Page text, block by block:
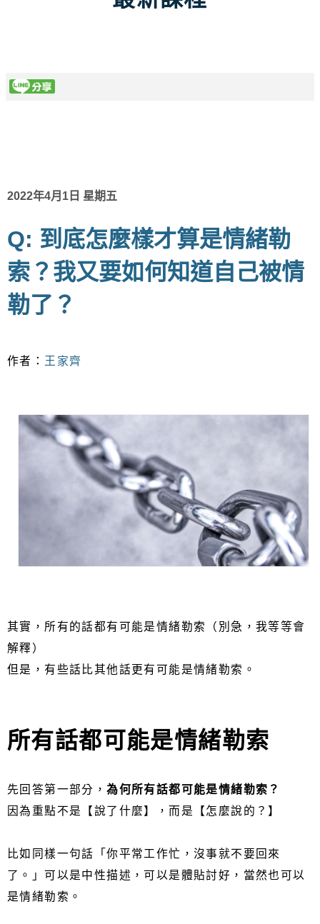
2022年4月1日 星期五
Q: 到底怎麼樣才算是情緒勒
索？我又要如何知道自己被情
勒了？
作者： 王家齊
其實，所有的話都有可能是情緒勒索（別急，我等等會
解釋）
但是，有些話比其他話更有可能是情緒勒索。
所有話都可能是情緒勒索
先回答第一部分，為何所有話都可能是情緒勒索？
因為重點不是【說了什麼】，而是【怎麼說的？】
比如同樣一句話「你平常工作忙，沒事就不要回來
了。」可以是中性描述，可以是體貼討好，當然也可以
是情緒勒索。